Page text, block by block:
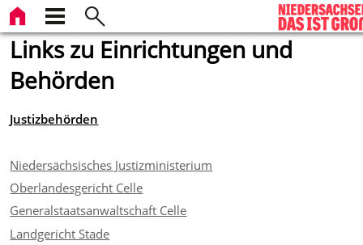
Links zu Einrichtungen und
Behörden
Justizbehörden
Niedersächsisches Justizministerium
Oberlandesgericht Celle
Generalstaatsanwaltschaft Celle
Landgericht Stade